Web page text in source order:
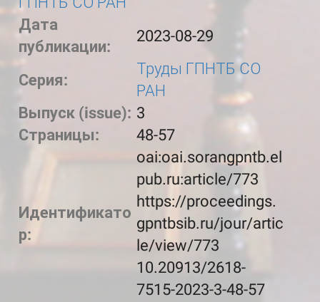
Дата
публикации:
2023-08-29
Серия:
Труды ГПНТБ СО
РАН
Выпуск (issue): 3
Страницы:
48-57
Идентификато
р:
oai:oai.sorangpntb.el
pub.ru:article/773
https://proceedings.
gpntbsib.ru/jour/artic
le/view/773
10.20913/2618-
7515-2023-3-48-57